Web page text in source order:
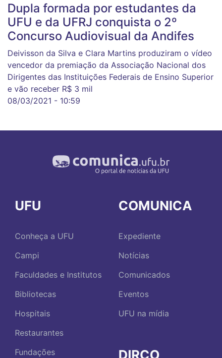
Dupla formada por estudantes da
UFU e da UFRJ conquista o 2º
Concurso Audiovisual da Andifes
Deivisson da Silva e Clara Martins produziram o vídeo
vencedor da premiação da Associação Nacional dos
Dirigentes das Instituições Federais de Ensino Superior
e vão receber R$ 3 mil
08/03/2021 - 10:59
UFU
Conheça a UFU
Campi
Faculdades e Institutos
Bibliotecas
Hospitais
Restaurantes
Fundações
COMUNICA
Expediente
Notícias
Comunicados
Eventos
UFU na mídia
DIRCO